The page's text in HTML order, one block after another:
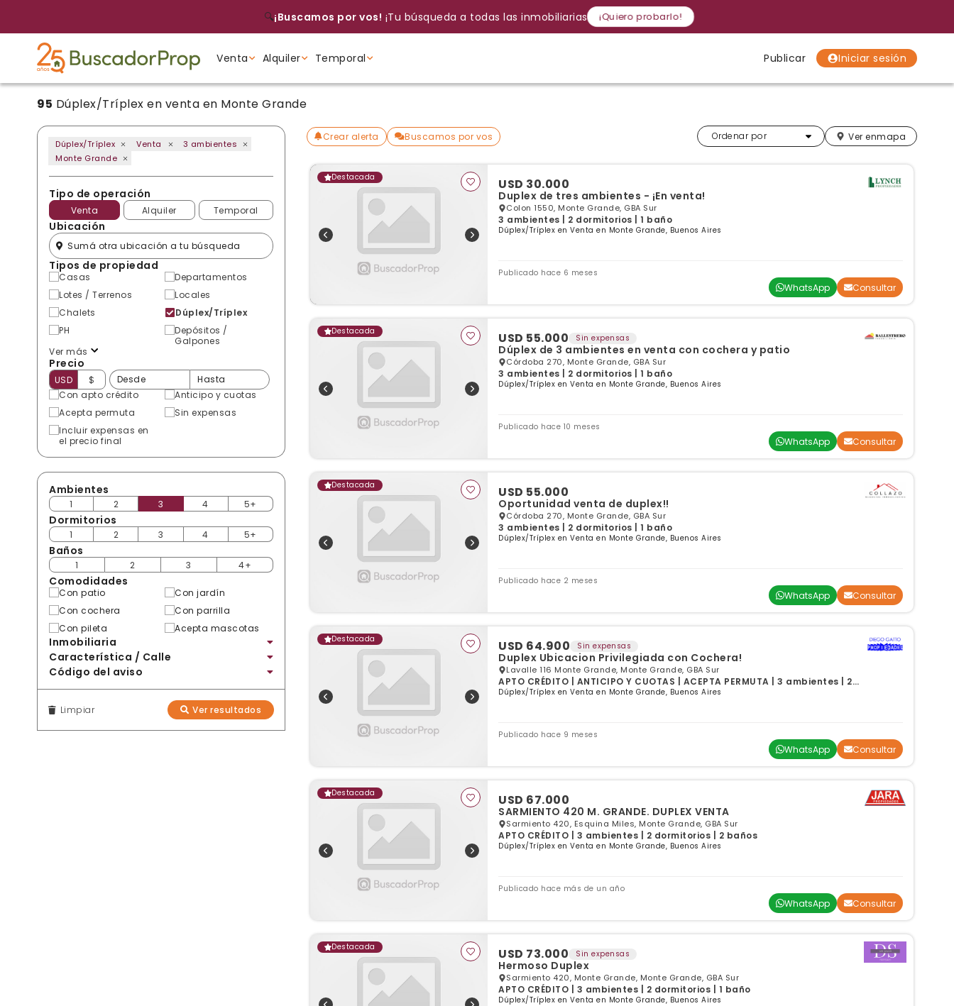
🔍¡Buscamos por vos! ¡Tu búsqueda a todas las inmobiliarias! ¡Quiero probarlo!
Venta
Tipo de propiedad
Alquiler
Tipo de propiedad
Temporal
Tipo de propiedad
Publicar Iniciar sesión
Cancelar Si, eliminar
Gracias
95 Dúplex/Tríplex en venta en Monte Grande
Dúplex/Tríplex Venta
3 ambientes
Monte Grande
Tipo de operación
Venta Alquiler Temporal
Ubicación
Tipos de propiedad
Casas
Departamentos
Lotes / Terrenos
Locales
Chalets
Dúplex/Tríplex
PH
Depósitos /
Galpones
Ver más
Precio
USD
$
Con apto crédito
Anticipo y cuotas
Acepta permuta
Sin expensas
Incluir expensas en
el precio final
Ambientes
1 2 3 4 5+
Dormitorios
1 2 3 4 5+
Baños
1 2 3 4+
Comodidades
Con patio
Con jardín
Con cochera
Con parrilla
Con pileta
Acepta mascotas
Inmobiliaria
Característica / Calle
Código del aviso
Limpiar Ver resultados
Crear alerta Buscamos por vos Ordenar por
Más relevantes Ver enmapa
Destacada USD 30.000
Duplex de tres ambientes - ¡En venta!
Colon 1550, Monte Grande, GBA Sur
3 ambientes | 2 dormitorios | 1 baño
Dúplex/Tríplex en Venta en Monte Grande, Buenos Aires
Publicado hace 6 meses
WhatsApp Consultar
Destacada USD 55.000 Sin expensas
Dúplex de 3 ambientes en venta con cochera y patio
Córdoba 270, Monte Grande, GBA Sur
3 ambientes | 2 dormitorios | 1 baño
Dúplex/Tríplex en Venta en Monte Grande, Buenos Aires
Publicado hace 10 meses
WhatsApp Consultar
Destacada USD 55.000
Oportunidad venta de duplex!!
Córdoba 270, Monte Grande, GBA Sur
3 ambientes | 2 dormitorios | 1 baño
Dúplex/Tríplex en Venta en Monte Grande, Buenos Aires
Publicado hace 2 meses
WhatsApp Consultar
Destacada USD 64.900 Sin expensas
Duplex Ubicacion Privilegiada con Cochera!
Lavalle 116 Monte Grande, Monte Grande, GBA Sur
APTO CRÉDITO | ANTICIPO Y CUOTAS | ACEPTA PERMUTA | 3 ambientes | 2
dormitorios | 1 baño
Dúplex/Tríplex en Venta en Monte Grande, Buenos Aires
Publicado hace 9 meses
WhatsApp Consultar
Destacada USD 67.000
SARMIENTO 420 M. GRANDE. DUPLEX VENTA
Sarmiento 420, Esquina Miles, Monte Grande, GBA Sur
APTO CRÉDITO | 3 ambientes | 2 dormitorios | 2 baños
Dúplex/Tríplex en Venta en Monte Grande, Buenos Aires
Publicado hace más de un año
WhatsApp Consultar
Destacada USD 73.000 Sin expensas
Hermoso Duplex
Sarmiento 420, Monte Grande, Monte Grande, GBA Sur
APTO CRÉDITO | 3 ambientes | 2 dormitorios | 1 baño
Dúplex/Tríplex en Venta en Monte Grande, Buenos Aires